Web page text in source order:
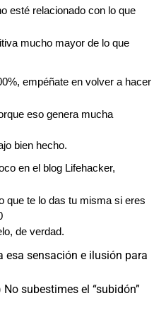
esté relacionado con lo que
mucho mayor de lo que
empéñate en volver a hacer
eso genera mucha
bien hecho.
en el blog Lifehacker,
que te lo das tu misma si eres
de verdad.
esa sensación e ilusión para
subestimes el “subidón”